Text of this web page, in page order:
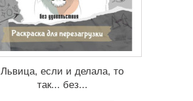
Львица, если и делала, то
так... без...